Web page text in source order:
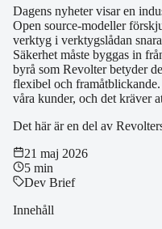
Dagens nyheter visar en
Open source-modeller
verktyg i verktygslådan
Säkerhet måste byggas in
byrå som Revolter betyder
flexibel och
våra kunder, och det kräver
Det här är en del av
21 maj 2026
5 min
Dev Brief
Innehåll